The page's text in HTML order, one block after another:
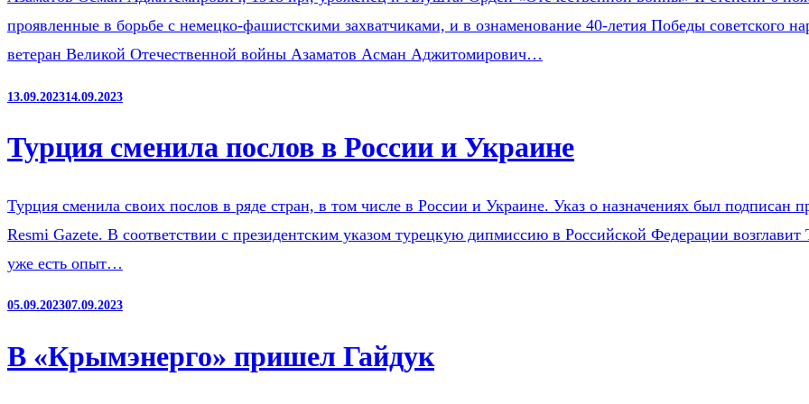
проявленные в борьбе с немецко-фашистскими захватчиками, и в ознаменование 40-летия Победы советского
ветеран Великой Отечественной войны Азаматов Асман Аджитомирович…
13.09.202314.09.2023
Турция сменила послов в России и Украине
Турция сменила своих послов в ряде стран, в том числе в России и Украине. Указ о назначениях был подписан
Resmi Gazete. В соответствии с президентским указом турецкую дипмиссию в Российской Федерации
уже есть опыт…
05.09.202307.09.2023
В «Крымэнерго» пришел Гайдук